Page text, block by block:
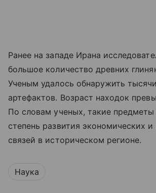
Ранее на западе Ирана
большое количество древних
Ученым удалось обнаружить
артефактов. Возраст находок
По словам ученых, такие
степень развития экономических и
связей в историческом регионе.
Наука